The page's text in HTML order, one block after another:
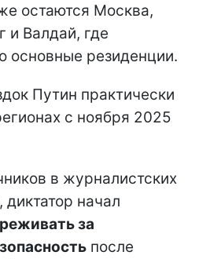
остаются Москва,
и Валдай, где
основные резиденции.
Путин практически
с ноября 2025
в журналистских
начал
за
после